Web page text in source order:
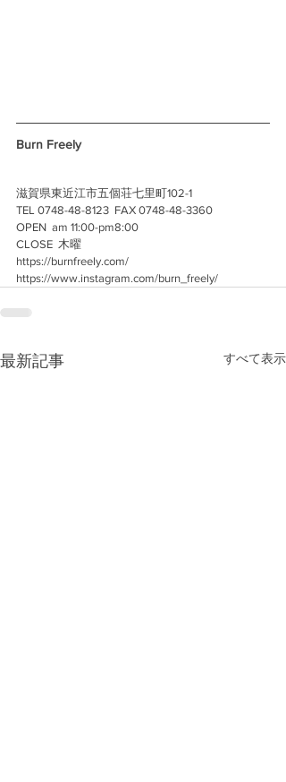
Burn Freely
滋賀県東近江市五個荘七里町102-1
TEL 0748-48-8123  FAX 0748-48-3360
OPEN  am 11:00-pm8:00
CLOSE  木曜
https://burnfreely.com/
https://www.instagram.com/burn_freely/
最新記事 すべて表示